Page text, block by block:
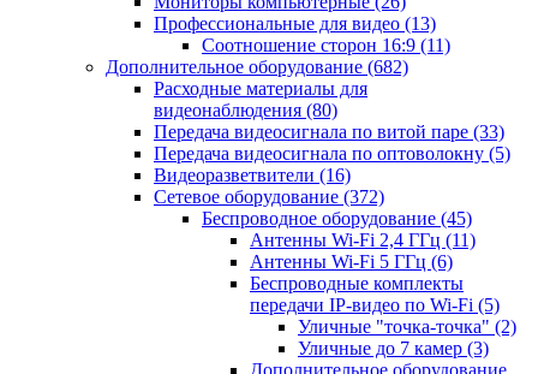
Профессиональные для видео (13)
Соотношение сторон 16:9 (11)
Дополнительное оборудование (682)
Расходные материалы для
видеонаблюдения (80)
Передача видеосигнала по витой паре (33)
Передача видеосигнала по оптоволокну (5)
Видеоразветвители (16)
Сетевое оборудование (372)
Беспроводное оборудование (45)
Антенны Wi-Fi 2,4 ГГц (11)
Антенны Wi-Fi 5 ГГц (6)
Беспроводные комплекты
передачи IP-видео по Wi-Fi (5)
Уличные "точка-точка" (2)
Уличные до 7 камер (3)
Дополнительное оборудование